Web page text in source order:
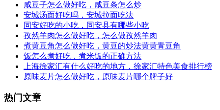
咸豆子怎么做好吃，咸豆条怎么炒
安城汤面好吃吗，安城拉面吃法
同安好吃的小吃，同安县有哪些小吃
孜然羊肉怎么做好吃，怎么做孜然羊肉
煮黄豆角怎么做好吃，黄豆的炒法黄黄青豆角
饭怎么煮好吃，煮米饭的正确方法
上海徐家汇有什么好吃的地方，徐家汇特色美食排行榜
原味麦片怎么做好吃，原味麦片哪个牌子好
热门文章